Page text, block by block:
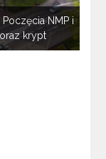
NMP i
krypt